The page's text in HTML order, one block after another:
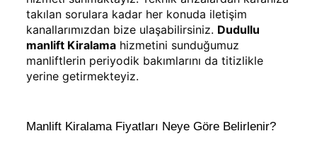
takılan sorulara kadar her konuda iletişim
kanallarımızdan bize ulaşabilirsiniz. Dudullu
manlift Kiralamahizmetini sunduğumuz
manliftlerin periyodik bakımlarını da titizlikle
yerine getirmekteyiz.
Manlift Kiralama Fiyatları Neye Göre Belirlenir?